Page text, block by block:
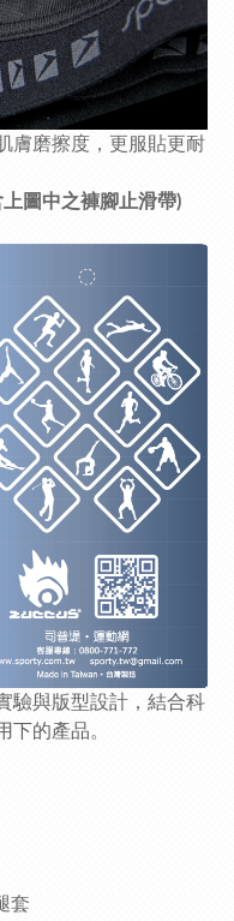
膚磨擦度，更服貼更耐
圖中之褲腳止滑帶)
驗與版型設計，結合科
下的產品。
套